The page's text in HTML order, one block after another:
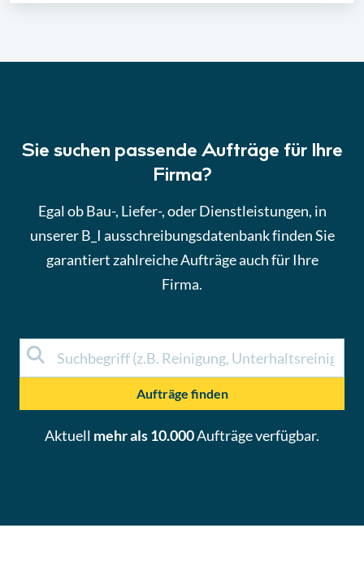
Sie suchen passende Aufträge für Ihre
Firma?
Egal ob Bau-, Liefer-, oder Dienstleistungen, in
unserer B_I ausschreibungsdatenbank finden Sie
garantiert zahlreicheAufträgeauch für Ihre
Firma.
Aufträge finden
Aktuell mehr als 10.000Aufträgeverfügbar.